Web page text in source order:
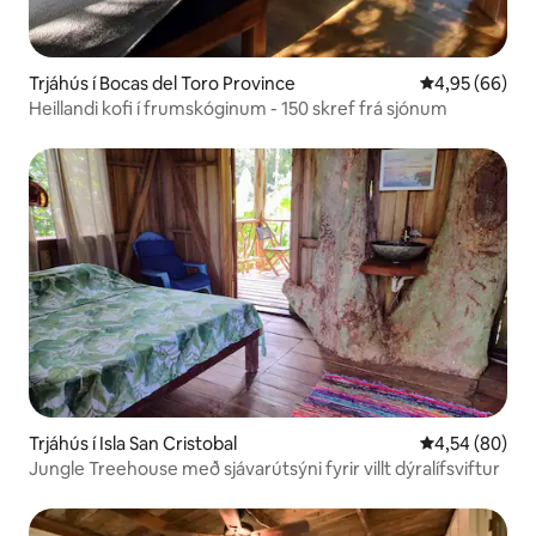
Trjáhús í Bocas del Toro Province 4,95 af 5 í
4,95 (66)
Heillandi kofi í frumskóginum - 150 skref frá sjónum
Trjáhús í Isla San Cristobal 4,54 af 5 í
4,54 (80)
Jungle Treehouse með sjávarútsýni fyrir villt dýralífsviftur